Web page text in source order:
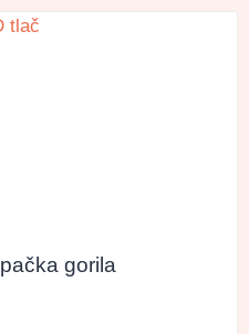
gorila